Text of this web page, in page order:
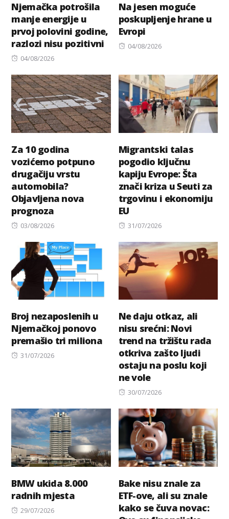
Njemačka potrošila
manje energije u
prvoj polovini godine,
razlozi nisu pozitivni
Posted
04/08/2026
Na jesen moguće
poskupljenje hrane u
Evropi
Posted
04/08/2026
Za 10 godina
vozićemo potpuno
drugačiju vrstu
automobila?
Objavljena nova
prognoza
Posted
03/08/2026
Migrantski talas
pogodio ključnu
kapiju Evrope: Šta
znači kriza u Seuti za
trgovinu i ekonomiju
EU
Posted
31/07/2026
Broj nezaposlenih u
Njemačkoj ponovo
premašio tri miliona
Posted
31/07/2026
Ne daju otkaz, ali
nisu srećni: Novi
trend na tržištu rada
otkriva zašto ljudi
ostaju na poslu koji
ne vole
Posted
30/07/2026
BMW ukida 8.000
radnih mjesta
Posted
29/07/2026
Bake nisu znale za
ETF-ove, ali su znale
kako se čuva novac: